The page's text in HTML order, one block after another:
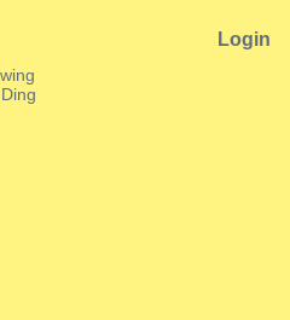
Login